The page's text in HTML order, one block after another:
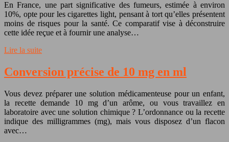
En France, une part significative des fumeurs, estimée à environ
10%, opte pour les cigarettes light, pensant à tort qu’elles présentent
moins de risques pour la santé. Ce comparatif vise à déconstruire
cette idée reçue et à fournir une analyse…
Lire la suite
Conversion précise de 10 mg en ml
Vous devez préparer une solution médicamenteuse pour un enfant,
la recette demande 10 mg d’un arôme, ou vous travaillez en
laboratoire avec une solution chimique ? L’ordonnance ou la recette
indique des milligrammes (mg), mais vous disposez d’un flacon
avec…